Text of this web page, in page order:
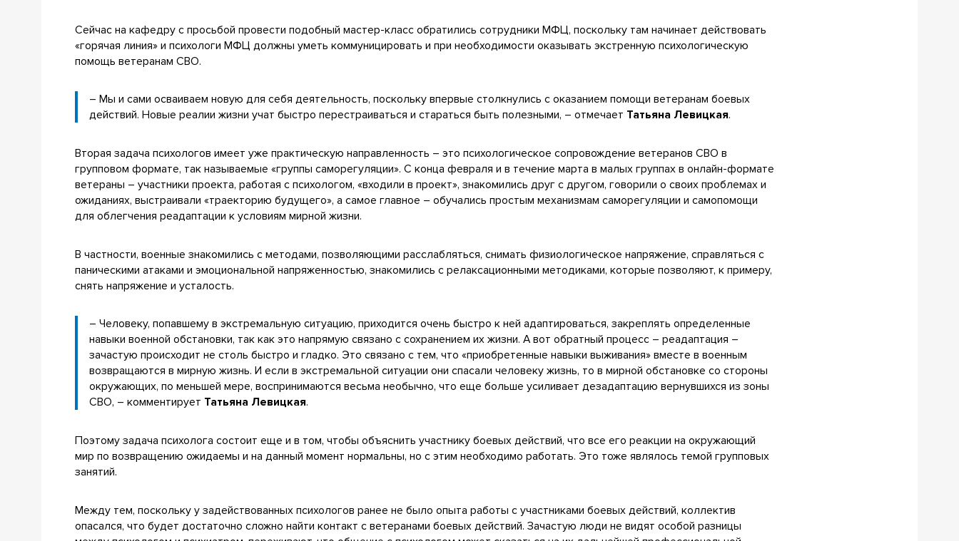
Сейчас на кафедру с просьбой провести подобный мастер-класс обратились сотрудники МФЦ, поскольку там начинает действовать
«горячая линия» и психологи МФЦ должны уметь коммуницировать и при необходимости оказывать экстренную психологическую
помощь ветеранам СВО.
– Мы и сами осваиваем новую для себя деятельность, поскольку впервые столкнулись с оказанием помощи ветеранам боевых
действий. Новые реалии жизни учат быстро перестраиваться и стараться быть полезными, – отмечает Татьяна Левицкая.
Вторая задача психологов имеет уже практическую направленность – это психологическое сопровождение ветеранов СВО в
групповом формате, так называемые «группы саморегуляции». С конца февраля и в течение марта в малых группах в онлайн-формате
ветераны – участники проекта, работая с психологом, «входили в проект», знакомились друг с другом, говорили о своих проблемах и
ожиданиях, выстраивали «траекторию будущего», а самое главное – обучались простым механизмам саморегуляции и самопомощи
для облегчения реадаптации к условиям мирной жизни.
В частности, военные знакомились с методами, позволяющими расслабляться, снимать физиологическое напряжение, справляться с
паническими атаками и эмоциональной напряженностью, знакомились с релаксационными методиками, которые позволяют, к примеру,
снять напряжение и усталость.
– Человеку, попавшему в экстремальную ситуацию, приходится очень быстро к ней адаптироваться, закреплять определенные
навыки военной обстановки, так как это напрямую связано с сохранением их жизни. А вот обратный процесс – реадаптация –
зачастую происходит не столь быстро и гладко. Это связано с тем, что «приобретенные навыки выживания» вместе в военным
возвращаются в мирную жизнь. И если в экстремальной ситуации они спасали человеку жизнь, то в мирной обстановке со стороны
окружающих, по меньшей мере, воспринимаются весьма необычно, что еще больше усиливает дезадаптацию вернувшихся из зоны
СВО, – комментирует Татьяна Левицкая.
Поэтому задача психолога состоит еще и в том, чтобы объяснить участнику боевых действий, что все его реакции на окружающий
мир по возвращению ожидаемы и на данный момент нормальны, но с этим необходимо работать. Это тоже являлось темой групповых
занятий.
Между тем, поскольку у задействованных психологов ранее не было опыта работы с участниками боевых действий, коллектив
опасался, что будет достаточно сложно найти контакт с ветеранами боевых действий. Зачастую люди не видят особой разницы